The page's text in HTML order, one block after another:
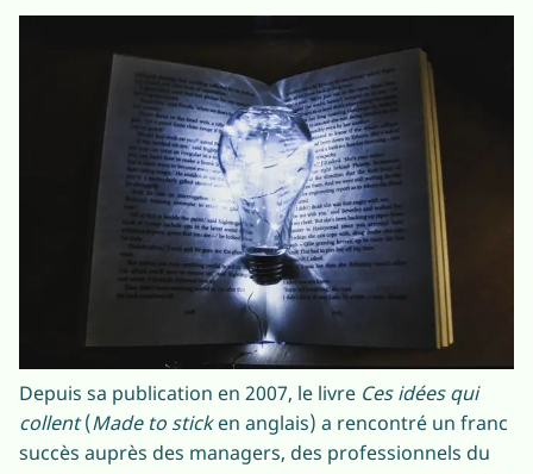
Depuis sa publication en 2007, le livre Ces idées qui
collent(Made to sticken anglais) a rencontré un franc
succès auprès des managers, des professionnels du